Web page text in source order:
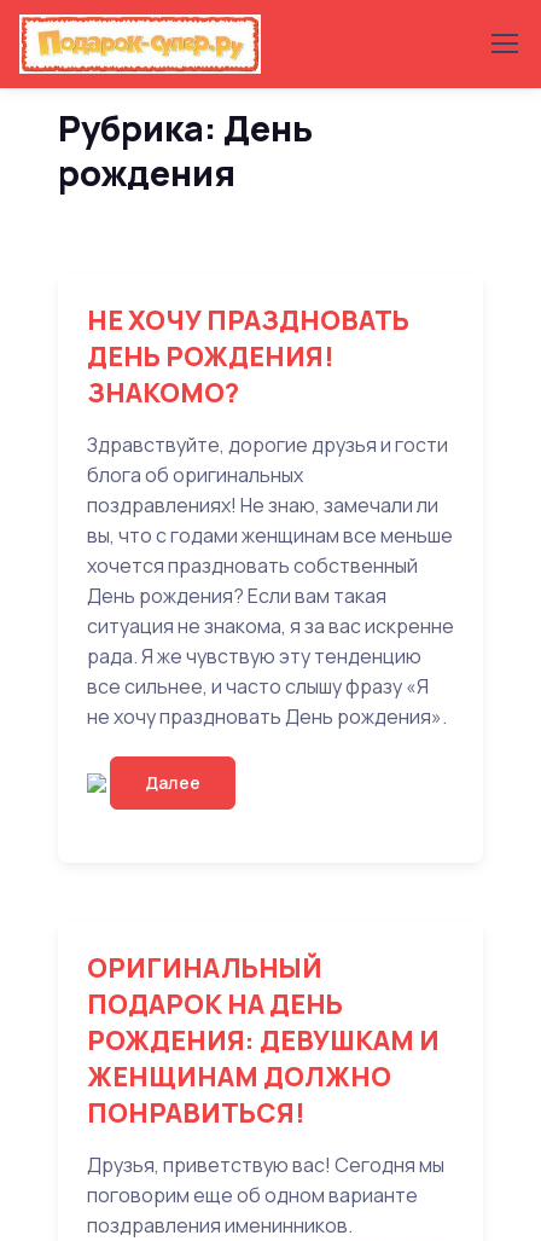
Рубрика: День
рождения
НЕ ХОЧУ ПРАЗДНОВАТЬ
ДЕНЬ РОЖДЕНИЯ!
ЗНАКОМО?
Здравствуйте, дорогие друзья и гости
блога об оригинальных
поздравлениях! Не знаю, замечали ли
вы, что с годами женщинам все меньше
хочется праздновать собственный
День рождения? Если вам такая
ситуация не знакома, я за вас искренне
рада. Я же чувствую эту тенденцию
все сильнее, и часто слышу фразу «Я
не хочу праздновать День рождения».
Далее
ОРИГИНАЛЬНЫЙ
ПОДАРОК НА ДЕНЬ
РОЖДЕНИЯ: ДЕВУШКАМ И
ЖЕНЩИНАМ ДОЛЖНО
ПОНРАВИТЬСЯ!
Друзья, приветствую вас! Сегодня мы
поговорим еще об одном варианте
поздравления именинников.